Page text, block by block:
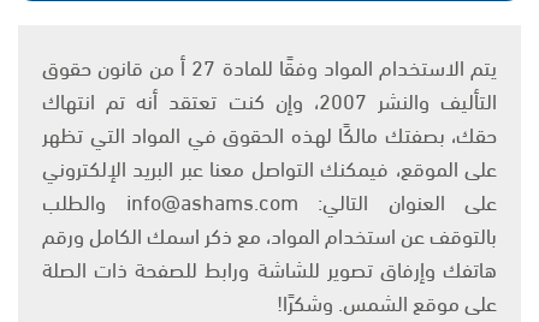
يتم الاستخدام المواد وفقًا للمادة 27 أ من قانون حقوق
التأليف والنشر 2007، وإن كنت تعتقد أنه تم انتهاك
حقك، بصفتك مالكًا لهذه الحقوق في المواد التي تظهر
على الموقع، فيمكنك التواصل معنا عبر البريد الإلكتروني
على العنوان التالي: info@ashams.com والطلب
بالتوقف عن استخدام المواد، مع ذكر اسمك الكامل ورقم
هاتفك وإرفاق تصوير للشاشة ورابط للصفحة ذات الصلة
على موقع الشمس. وشكرًا!